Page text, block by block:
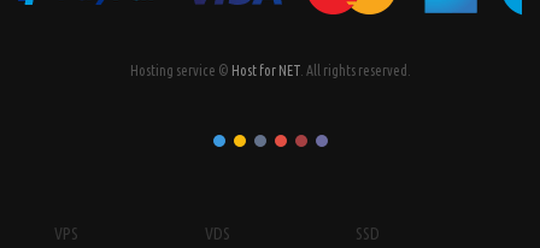
Hosting service © Host for NET. All rights reserved.
VPS VDS SSD